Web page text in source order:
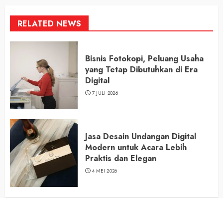
RELATED NEWS
Bisnis Fotokopi, Peluang Usaha
yang Tetap Dibutuhkan di Era
Digital
7 JULI 2026
Jasa Desain Undangan Digital
Modern untuk Acara Lebih
Praktis dan Elegan
4 MEI 2026